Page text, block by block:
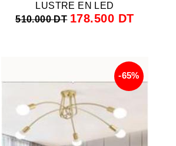
LUSTRE EN LED
510.000 DT 178.500 DT
-65%